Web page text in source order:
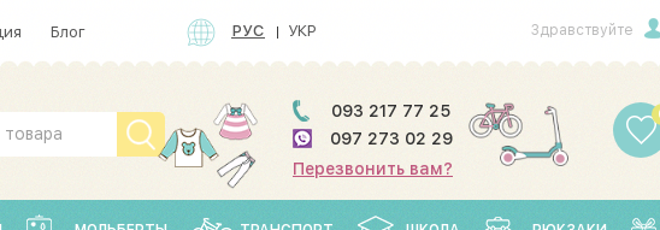
Блог РУС УКР Здравствуйте
093 217 77 25
097 273 02 29
Перезвонить вам?